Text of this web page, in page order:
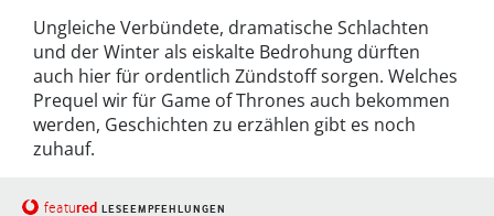
Ungleiche Verbündete, dramatische Schlachten
und der Winter als eiskalte Bedrohung dürften
auch hier für ordentlich Zündstoff sorgen. Welches
Prequel wir für Game of Thrones auch bekommen
werden, Geschichten zu erzählen gibt es noch
zuhauf.
featured LESEEMPFEHLUNGEN